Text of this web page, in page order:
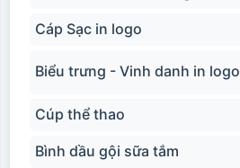
Hộp xi bình giữ nhiệt
Cáp Sạc in logo
Biểu trưng - Vinh danh in logo
Cúp thể thao
Bình dầu gội sữa tắm